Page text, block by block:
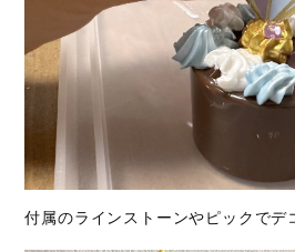
付属のラインストーンやピックでデ